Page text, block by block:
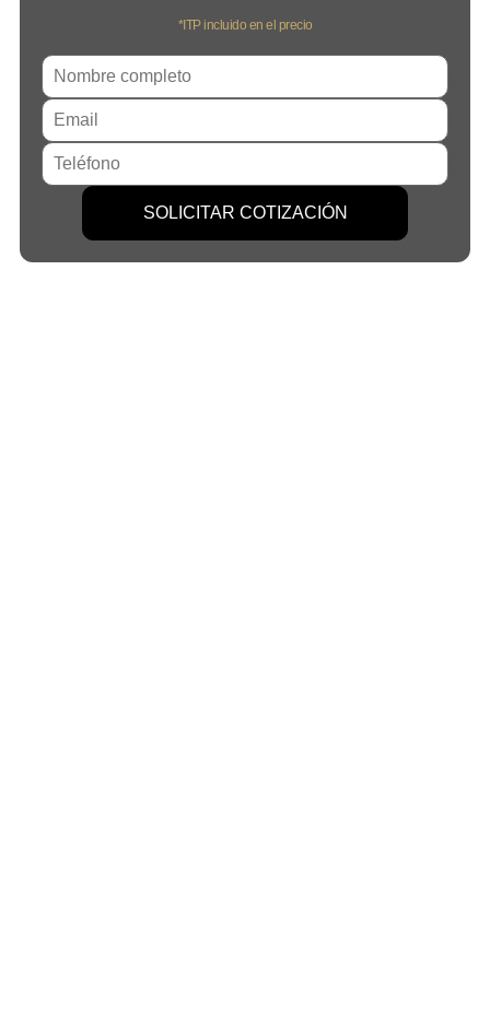
*ITP incluido en el precio
SOLICITAR COTIZACIÓN